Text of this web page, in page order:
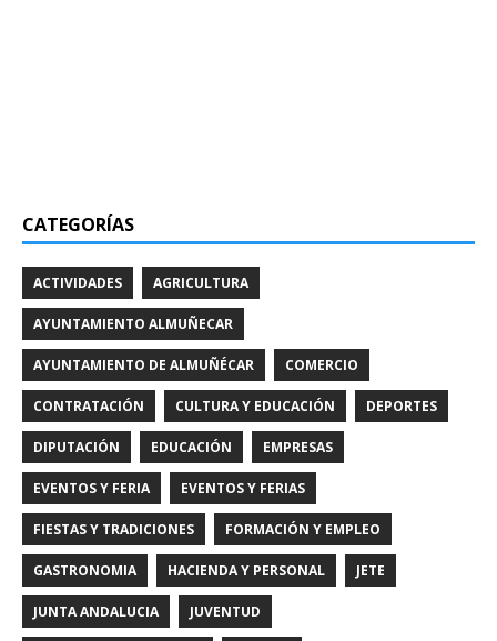
CATEGORÍAS
ACTIVIDADES AGRICULTURA
AYUNTAMIENTO ALMUÑECAR
AYUNTAMIENTO DE ALMUÑÉCAR COMERCIO
CONTRATACIÓN CULTURA Y EDUCACIÓN DEPORTES
DIPUTACIÓN EDUCACIÓN EMPRESAS
EVENTOS Y FERIA EVENTOS Y FERIAS
FIESTAS Y TRADICIONES FORMACIÓN Y EMPLEO
GASTRONOMIA HACIENDA Y PERSONAL JETE
JUNTA ANDALUCIA JUVENTUD